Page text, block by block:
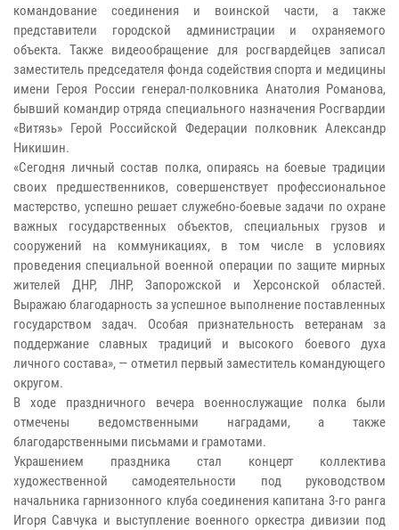
командование соединения и воинской части, а также
представители городской администрации и охраняемого
объекта. Также видеообращение для росгвардейцев записал
заместитель председателя фонда содействия спорта и медицины
имени Героя России генерал-полковника Анатолия Романова,
бывший командир отряда специального назначения Росгвардии
«Витязь» Герой Российской Федерации полковник Александр
Никишин.
«Сегодня личный состав полка, опираясь на боевые традиции
своих предшественников, совершенствует профессиональное
мастерство, успешно решает служебно-боевые задачи по охране
важных государственных объектов, специальных грузов и
сооружений на коммуникациях, в том числе в условиях
проведения специальной военной операции по защите мирных
жителей ДНР, ЛНР, Запорожской и Херсонской областей.
Выражаю благодарность за успешное выполнение поставленных
государством задач. Особая признательность ветеранам за
поддержание славных традиций и высокого боевого духа
личного состава», — отметил первый заместитель командующего
округом.
В ходе праздничного вечера военнослужащие полка были
отмечены ведомственными наградами, а также
благодарственными письмами и грамотами.
Украшением праздника стал концерт коллектива
художественной самодеятельности под руководством
начальника гарнизонного клуба соединения капитана 3-го ранга
Игоря Савчука и выступление военного оркестра дивизии под